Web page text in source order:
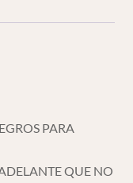
PARA
QUE NO